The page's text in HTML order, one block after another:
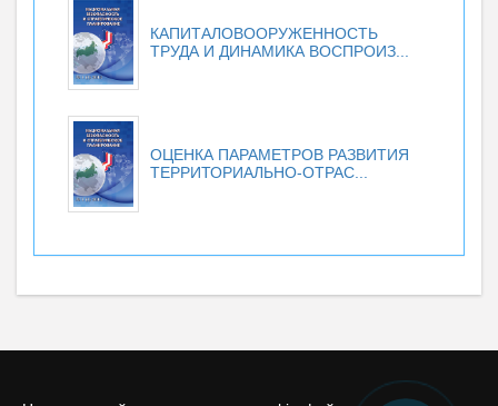
КАПИТАЛОВООРУЖЕННОСТЬ
ТРУДА И ДИНАМИКА ВОСПРОИЗ...
ОЦЕНКА ПАРАМЕТРОВ РАЗВИТИЯ
ТЕРРИТОРИАЛЬНО-ОТРАС...